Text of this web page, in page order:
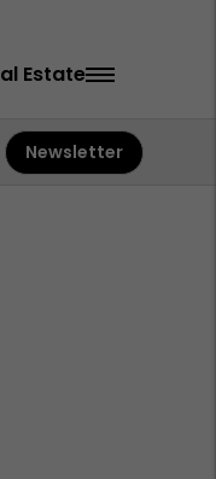
Estate
Newsletter